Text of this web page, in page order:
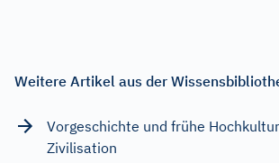
Weitere Artikel aus der
Vorgeschichte und frühe
Zivilisation